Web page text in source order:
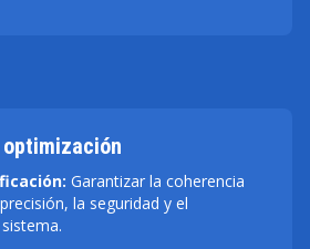
Garantizar la coherencia
la seguridad y el